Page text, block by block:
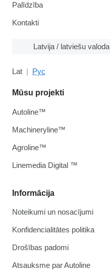
Palīdzība
Kontakti
Latvija / latviešu valoda
Lat Рус
Informācija
Noteikumi un nosacījumi
Konfidencialitātes politika
Drošības padomi
Atsauksme par Autoline
Mūsu projekti
Autoline™
Machineryline™
Agroline™
Linemedia Digital ™